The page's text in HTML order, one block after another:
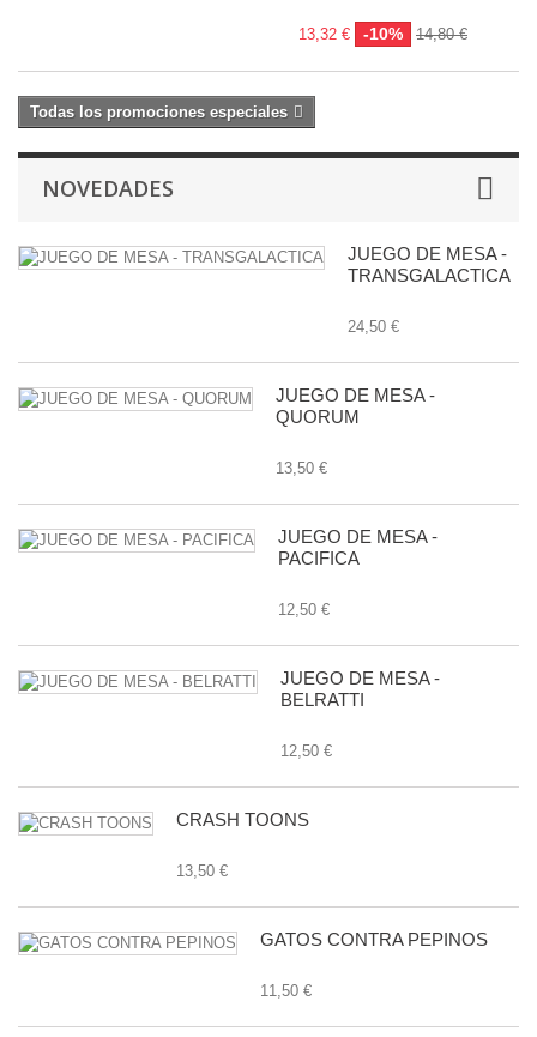
13,32 € -10% 14,80 €
Todas los promociones especiales
NOVEDADES
JUEGO DE MESA -
TRANSGALACTICA
24,50 €
JUEGO DE MESA -
QUORUM
13,50 €
JUEGO DE MESA -
PACIFICA
12,50 €
JUEGO DE MESA -
BELRATTI
12,50 €
CRASH TOONS
13,50 €
GATOS CONTRA PEPINOS
11,50 €